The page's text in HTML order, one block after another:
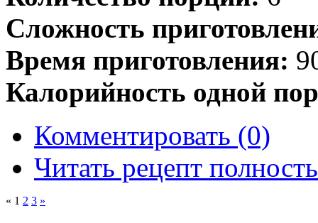
Сложность
Время приготовления:
Калорийность одной
Комментировать (0)
Читать рецепт
« 1 2 3 »